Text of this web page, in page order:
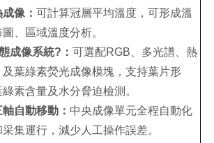
成像 ：可計算冠層平均溫度，可形成溫
、區域溫度分析。
成像系統?：可選配RGB、多光譜、熱
及葉綠素熒光成像模塊，支持葉片形
素含量及水分脅迫檢測。
自動移動： 中央成像單元全程自動化
集運行，減少人工操作誤差。